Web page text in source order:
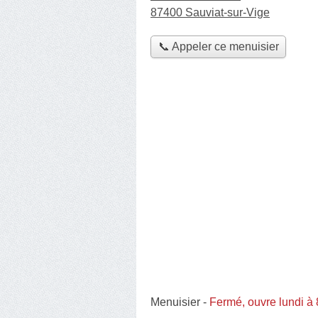
87400 Sauviat-sur-Vige
📞 Appeler ce menuisier
Menuisier - Fermé, ouvre lundi à